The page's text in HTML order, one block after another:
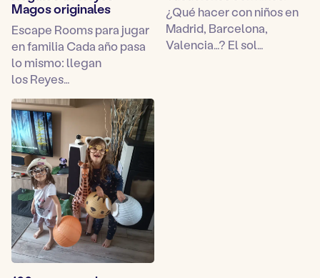
Magos originales
Escape Rooms para jugar
en familia Cada año pasa
lo mismo: llegan
los Reyes…
¿Qué hacer con niños en
Madrid, Barcelona,
Valencia…? El sol…